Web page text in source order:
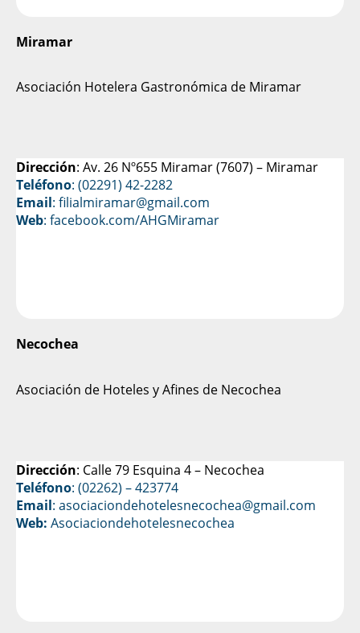
Miramar
Asociación Hotelera Gastronómica de Miramar
Dirección: Av. 26 Nº655 Miramar (7607) – Miramar
Teléfono: (02291) 42-2282
Email: filialmiramar@gmail.com
Web: facebook.com/AHGMiramar
Necochea
Asociación de Hoteles y Afines de Necochea
Dirección: Calle 79 Esquina 4 – Necochea
Teléfono: (02262) – 423774
Email: asociaciondehotelesnecochea@gmail.com
Web: Asociaciondehotelesnecochea